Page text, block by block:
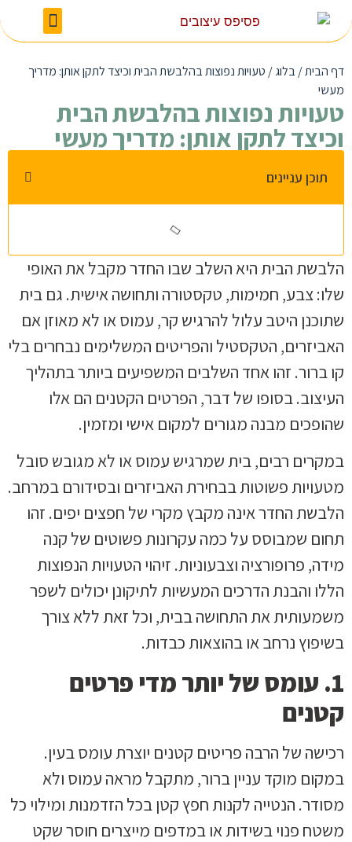
דף הבית/בלוג/ טעויות נפוצות בהלבשת הבית וכיצד לתקן אותן: מדריך
מעשי
טעויות נפוצות בהלבשת הבית
וכיצד לתקן אותן: מדריך מעשי
תוכן עניינים
הלבשת הבית היא השלב שבו החדר מקבל את האופי
שלו: צבע, חמימות, טקסטורה ותחושה אישית. גם בית
שתוכנן היטב עלול להרגיש קר, עמוס או לא מאוזן אם
האביזרים, הטקסטיל והפריטים המשלימים נבחרים בלי
קו ברור. זהו אחד השלבים המשפיעים ביותר בתהליך
העיצוב. בסופו של דבר, הפרטים הקטנים הם אלו
שהופכים מבנה מגורים למקום אישי ומזמין.
במקרים רבים, בית שמרגיש עמוס או לא מגובש סובל
מטעויות פשוטות בבחירת האביזרים ובסידורם במרחב.
הלבשת החדר אינה מקבץ מקרי של חפצים יפים. זהו
תחום שמבוסס על כמה עקרונות פשוטים של קנה
מידה, פרופורציה וצבעוניות. זיהוי הטעויות הנפוצות
הללו והבנת הדרכים המעשיות לתיקונן יכולים לשפר
משמעותית את התחושה בבית, וכל זאת ללא צורך
בשיפוץ נרחב או בהוצאות כבדות.
1. עומס של יותר מדי פרטים
קטנים
רכישה של הרבה פריטים קטנים יוצרת עומס בעין.
במקום מוקד עניין ברור, מתקבל מראה עמוס ולא
מסודר. הנטייה לקנות חפץ קטן בכל הזדמנות ומילוי כל
משטח פנוי בשידות או במדפים מייצרים חוסר שקט